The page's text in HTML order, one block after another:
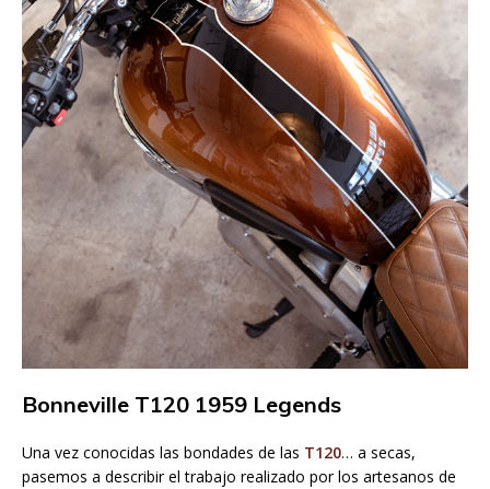
Bonneville T120 1959 Legends
Una vez conocidas las bondades de las T120… a secas,
pasemos a describir el trabajo realizado por los artesanos de